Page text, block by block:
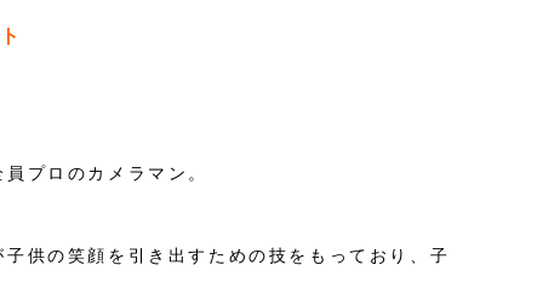
プロのカメラマン。
供の笑顔を引き出すための技をもっており、子